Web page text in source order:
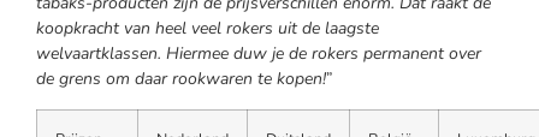
koopkracht van heel veel rokers uit de laagste
welvaartklassen. Hiermee duw je de rokers permanent over
de grens om daar rookwaren te kopen!”